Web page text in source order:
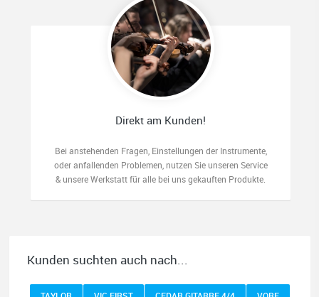
Direkt am Kunden!
Bei anstehenden Fragen, Einstellungen der Instrumente,
oder anfallenden Problemen, nutzen Sie unseren Service
& unsere Werkstatt für alle bei uns gekauften Produkte.
Kunden suchten auch nach...